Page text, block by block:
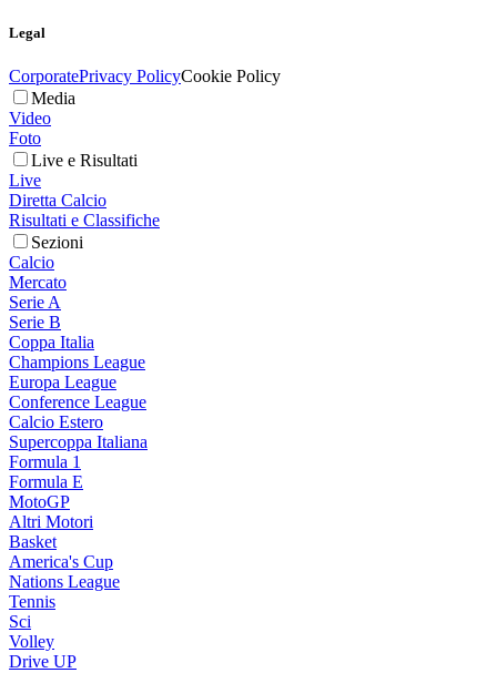
Legal
CorporatePrivacy PolicyCookie Policy
Media
Video
Foto
Live e Risultati
Live
Diretta Calcio
Risultati e Classifiche
Sezioni
Calcio
Mercato
Serie A
Serie B
Coppa Italia
Champions League
Europa League
Conference League
Calcio Estero
Supercoppa Italiana
Formula 1
Formula E
MotoGP
Altri Motori
Basket
America's Cup
Nations League
Tennis
Sci
Volley
Drive UP